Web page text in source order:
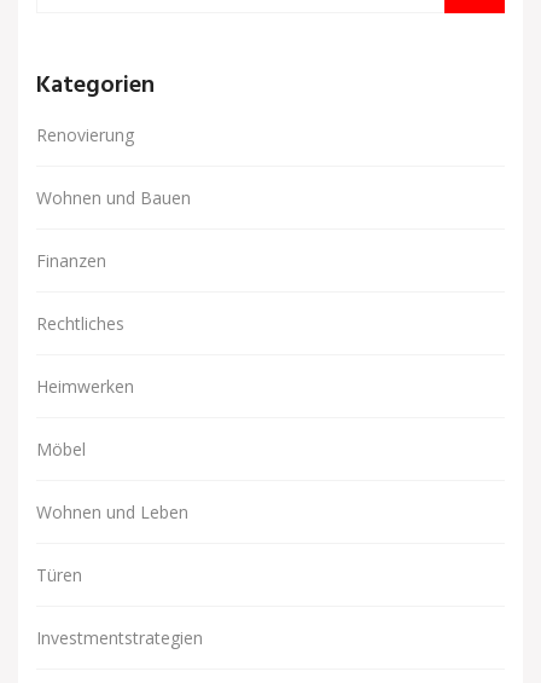
Kategorien
Renovierung
Wohnen und Bauen
Finanzen
Rechtliches
Heimwerken
Möbel
Wohnen und Leben
Türen
Investmentstrategien